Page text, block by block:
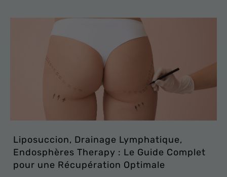
Liposuccion, Drainage Lymphatique,
Endosphères Therapy : Le Guide Complet
pour une Récupération Optimale